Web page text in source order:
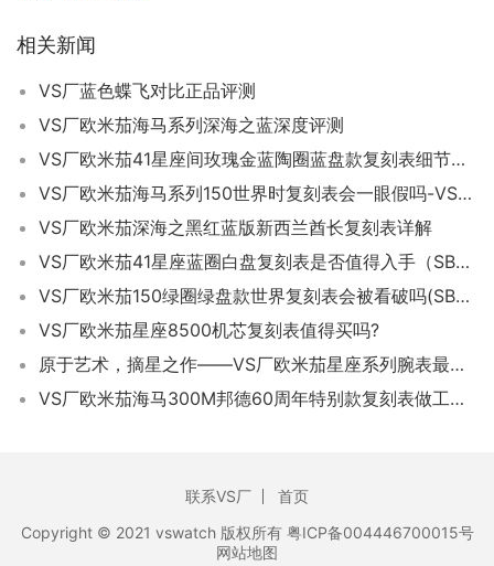
相关新闻
VS厂蓝色蝶飞对比正品评测
VS厂欧米茄海马系列深海之蓝深度评测
VS厂欧米茄41星座间玫瑰金蓝陶圈蓝盘款复刻表细节评测-VS手表
VS厂欧米茄海马系列150世界时复刻表会一眼假吗-VS手表怎么样
VS厂欧米茄深海之黑红蓝版新西兰酋长复刻表详解
VS厂欧米茄41星座蓝圈白盘复刻表是否值得入手（SBF星座复刻表多少钱）
VS厂欧米茄150绿圈绿盘款世界复刻表会被看破吗(SBF海马150M手表如何)
VS厂欧米茄星座8500机芯复刻表值得买吗?
原于艺术，摘星之作——VS厂欧米茄星座系列腕表最新评测
VS厂欧米茄海马300M邦德60周年特别款复刻表做工细节如何-VS手表评测
联系VS厂
首页
Copyright © 2021 vswatch 版权所有 粤ICP备004446700015号
网站地图